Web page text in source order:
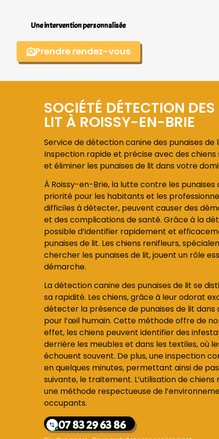
Une intervention personnalisée
Prendre rendez-vous
SOCIÉTÉ DÉTECTION
LIT À ROISSY-EN-BRIE
Service de détection canine des punaises de
Inspection rapide et précise avec des
et éliminer les punaises de lit dans votre
À Roissy-en-Brie, la lutte contre les punaises
priorité pour les habitants et les
difficiles à détecter, peuvent causer des
et des complications de santé. Grâce à la
possible d’identifier rapidement et
punaises de lit. Les chiens renifleurs,
chercher les punaises de lit, jouent un rôle
démarche.
La détection canine des punaises de lit se
sa rapidité. Les chiens, grâce à leur odorat
détecter la présence de punaises de lit dans
pour l’œil humain. Cette méthode offre de
effet, les chiens peuvent identifier des
derrière les meubles et dans les textiles, où
échouent souvent. De plus, une inspection
en quelques minutes, permettant ainsi de
suivante, le traitement. L’utilisation de
une méthode respectueuse de
occupants.
07 83 29 63 86